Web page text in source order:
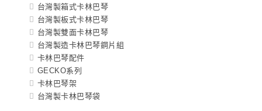
台灣製箱式卡林巴琴
台灣製板式卡林巴琴
台灣製雙面卡林巴琴
台灣製造卡林巴琴鋼片組
卡林巴琴配件
GECKO系列
卡林巴琴架
台灣製卡林巴琴袋